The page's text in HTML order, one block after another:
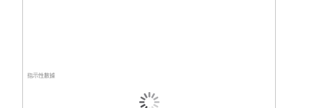
指示性數據